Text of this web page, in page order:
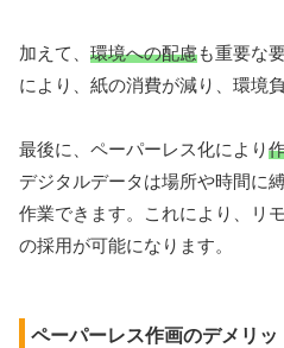
加えて、 環境への配慮も重要な
により、紙の消費が減り、環境
最後に、ペーパーレス化により
デジタルデータは場所や時間に
作業できます。これにより、リ
の採用が可能になります。
ペーパーレス作画のデメリッ